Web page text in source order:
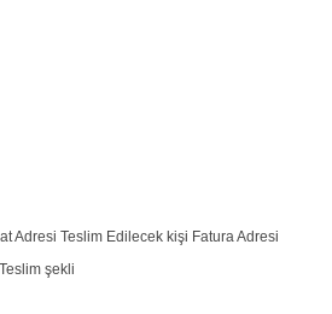
Adresi Teslim Edilecek kişi Fatura Adresi
şekli